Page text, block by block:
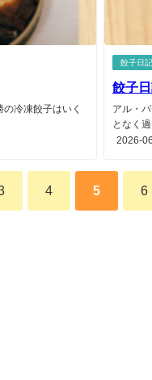
冷凍餃子はいく
餃子日
餃子
アル・
となく
2026-
4 5 6